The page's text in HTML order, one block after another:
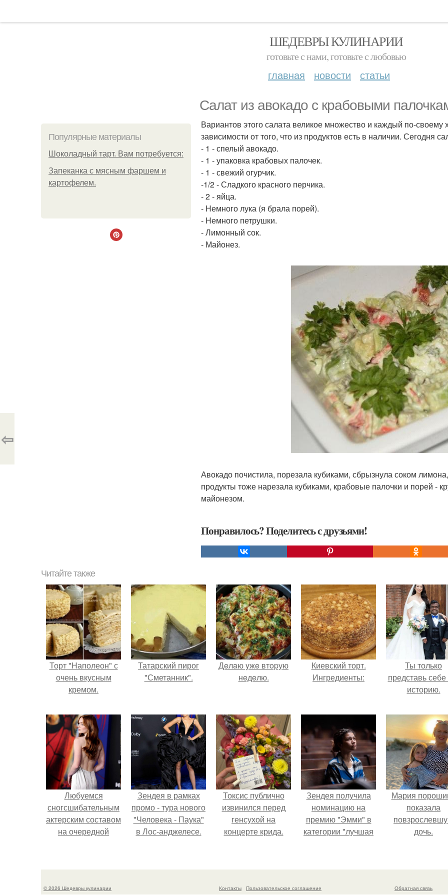
ШЕДЕВРЫ КУЛИНАРИИ
готовьте с нами, готовьте с любовью
главная новости статьи
Салат из авокадо с крабовыми
Популярные материалы
Шоколадный тарт. Вам потребуется:
Запеканка с мясным фаршем и
картофелем.
Вариантов этого салата великое множество и каждый по-
зависимости от того, что из продуктов есть в наличии. Сегодня
- 1 - спелый авокадо.
- 1 - упаковка крабовых палочек.
- 1 - свежий огурчик.
-1/2 - Сладкого красного перчика.
- 2 - яйца.
- Немного лука (я брала порей).
- Немного петрушки.
- Лимонный сок.
- Майонез.
Авокадо почистила, порезала кубиками, сбрызнула соком
продукты тоже нарезала кубиками, крабовые палочки и порей -
майонезом.
Понравилось? Поделитесь с друзьями!
⇦
Читайте также
Торт "Наполеон" с
очень вкусным
кремом.
Татарский пирог
"Сметанник".
Дeлaю yжe втopую
нeдeлю.
Киевский торт.
Ингредиенты:
Ты только
представь себе
историю.
Любуемся
сногсшибательным
актерским составом
на очередной
Зендея в рамках
промо - тура нового
"Человека - Паука"
в Лос-анджелесе.
Токсис публично
извинился перед
генсухой на
концерте крида.
Зендея получила
номинацию на
премию "Эмми" в
категории "лучшая
сериале" за третий
Мария
показала
дочь.
© 2026 Шедевры кулинарии Контакты Пользовательское соглашение Обратная связь